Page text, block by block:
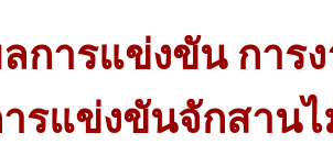
การแข่งขัน การ
รแข่งขันจักสานไ